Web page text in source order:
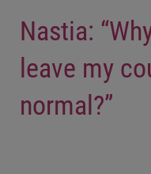
Nastia:
leave my
normal?”